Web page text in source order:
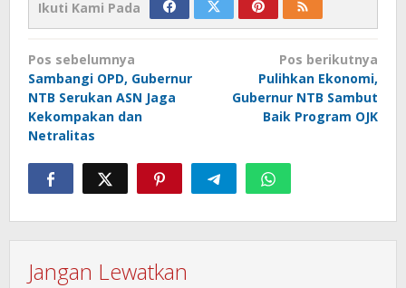
Ikuti Kami Pada
Navigasi
pos
Pos sebelumnya
Sambangi OPD, Gubernur
NTB Serukan ASN Jaga
Kekompakan dan
Netralitas
Pos berikutnya
Pulihkan Ekonomi,
Gubernur NTB Sambut
Baik Program OJK
Jangan Lewatkan